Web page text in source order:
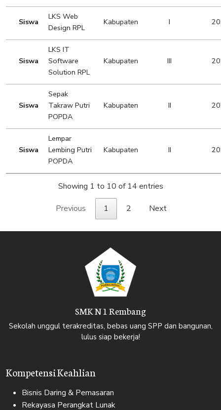
Siswa
LKS Web
Design RPL
Kabupaten I
Siswa
LKS IT
Software
Solution RPL
Kabupaten III
Siswa
Sepak
Takraw Putri
POPDA
Kabupaten II
Siswa
Lempar
Lembing Putri
POPDA
Kabupaten II
Showing 1 to 10 of 14 entries
Previous 1 2 Next
SMK N 1 Rembang
Sekolah unggul terakreditas, bebas uang SPP dan bangunan,
lulus siap bekerja!
Kompetensi Keahlian
Bisnis Daring & Pemasaran
Rekayasa Perangkat Lunak